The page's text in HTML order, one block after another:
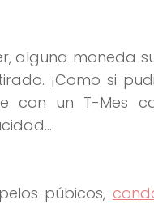
alguna moneda
¡Como si
con un T-Mes
púbicos,